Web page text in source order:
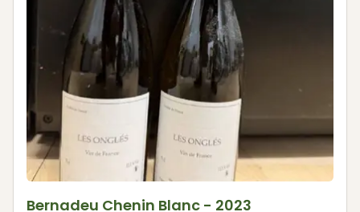
Bernadeu Chenin Blanc - 2023